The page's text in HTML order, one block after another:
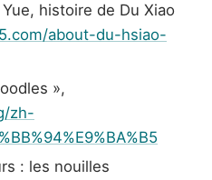
histoire de Du Xiao
about-du-hsiao-
»,
zh-
: les nouilles